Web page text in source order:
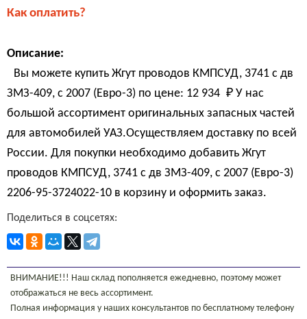
Как оплатить?
Описание:
Вы можете купить Жгут проводов КМПСУД, 3741 с дв
ЗМЗ-409, с 2007 (Евро-3) по цене: 12 934 ₽ У нас
большой ассортимент оригинальных запасных частей
для автомобилей УАЗ.Осуществляем доставку по всей
России. Для покупки необходимо добавить Жгут
проводов КМПСУД, 3741 с дв ЗМЗ-409, с 2007 (Евро-3)
2206-95-3724022-10 в корзину и оформить заказ.
Поделиться в соцсетях:
ВНИМАНИЕ!!! Наш склад пополняется ежедневно, поэтому может
отображаться не весь ассортимент.
Полная информация у наших консультантов по бесплатному телефону